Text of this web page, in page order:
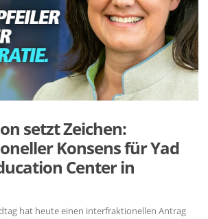
setzt Zeichen:
Konsens für Yad
Center in
hat heute einen interfraktionellen Antrag